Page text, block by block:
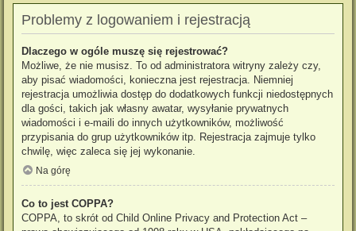
Problemy z logowaniem i rejestracją
Dlaczego w ogóle muszę się rejestrować?
Możliwe, że nie musisz. To od administratora witryny zależy czy,
aby pisać wiadomości, konieczna jest rejestracja. Niemniej
rejestracja umożliwia dostęp do dodatkowych funkcji niedostępnych
dla gości, takich jak własny awatar, wysyłanie prywatnych
wiadomości i e-maili do innych użytkowników, możliwość
przypisania do grup użytkowników itp. Rejestracja zajmuje tylko
chwilę, więc zaleca się jej wykonanie.
Na górę
Co to jest COPPA?
COPPA, to skrót od Child Online Privacy and Protection Act –